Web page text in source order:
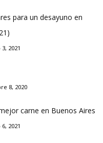
para un desayuno en
2021
8, 2020
carne en Buenos Aires
2021